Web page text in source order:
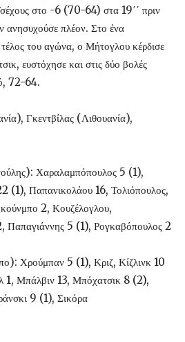
στο -6 (70-64) στα 19΄΄ πριν
ανησυχούσε πλέον. Στο ένα
του αγώνα, ο Μήτογλου κέρδισε
ευστόχησε και στις δύο βολές
72-64.
Γκεντβίλας (Λιθουανία),
Χαραλαμπόπουλος 5 (1),
(1), Παπανικολάου 16, Τολιόπουλος,
2, Κουζέλογλου,
Παπαγιάννης 5 (1), Ρογκαβόπουλος 2
Χρούμπαν 5 (1), Κριζ, Κίζλινκ 10
1, Μπάλβιν 13, Μπόχατσικ 8 (2),
9 (1), Σικόρα